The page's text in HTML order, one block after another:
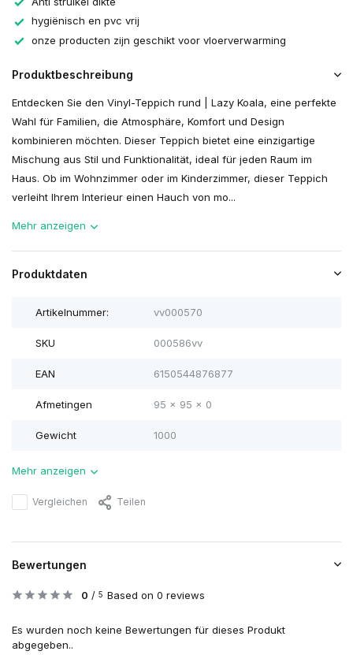
hygiënisch en pvc vrij
onze producten zijn geschikt voor vloerverwarming
Produktbeschreibung
Entdecken Sie den Vinyl-Teppich rund | Lazy Koala, eine perfekte
Wahl für Familien, die Atmosphäre, Komfort und Design
kombinieren möchten. Dieser Teppich bietet eine einzigartige
Mischung aus Stil und Funktionalität, ideal für jeden Raum im
Haus. Ob im Wohnzimmer oder im Kinderzimmer, dieser Teppich
verleiht Ihrem Interieur einen Hauch von mo...
Mehr anzeigen
Produktdaten
Artikelnummer: vv000570
SKU 000586vv
EAN 6150544876877
Afmetingen 95 x 95 x 0
Gewicht 1000
Mehr anzeigen
Vergleichen Teilen
Bewertungen
0 / 5 Based on 0 reviews
Es wurden noch keine Bewertungen für dieses Produkt
abgegeben..